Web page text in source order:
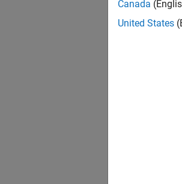
Canada
United States